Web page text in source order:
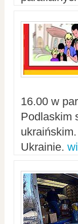
16.00 w
Podlaskim
Ukrainie.